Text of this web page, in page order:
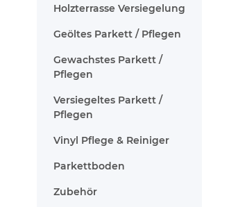
Holzterrasse Versiegelung
Geöltes Parkett / Pflegen
Gewachstes Parkett /
Pflegen
Versiegeltes Parkett /
Pflegen
Vinyl Pflege & Reiniger
Parkettboden
Zubehör